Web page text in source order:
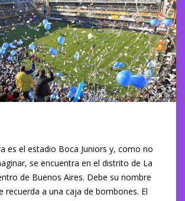
es el estadio Boca Juniors y, como no
se encuentra en el distrito de La
de Buenos Aires. Debe su nombre
recuerda a una caja de bombones. El